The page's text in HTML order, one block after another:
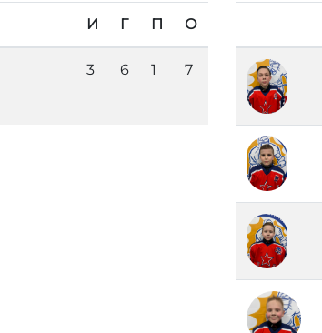
И Г П О
3 6 1 7